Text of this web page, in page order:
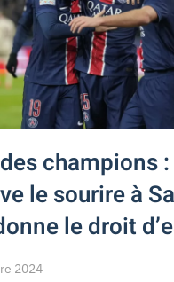
champions :
le sourire à
le droit
2024